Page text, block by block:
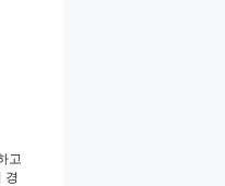
고
경